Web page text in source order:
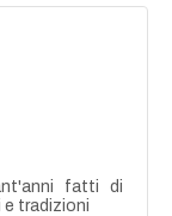
fatti di
e tradizioni